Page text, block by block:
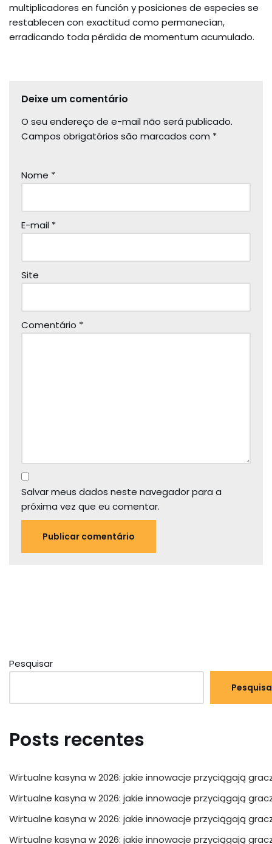
multiplicadores en función y posiciones de especies se
restablecen con exactitud como permanecían,
erradicando toda pérdida de momentum acumulado.
Deixe um comentário
O seu endereço de e-mail não será publicado.
Campos obrigatórios são marcados com *
Nome *
E-mail *
Site
Comentário *
Salvar meus dados neste navegador para a
próxima vez que eu comentar.
Pesquisar
Posts recentes
Wirtualne kasyna w 2026: jakie innowacje przyciągają
Wirtualne kasyna w 2026: jakie innowacje przyciągają
Wirtualne kasyna w 2026: jakie innowacje przyciągają
Wirtualne kasyna w 2026: jakie innowacje przyciągają